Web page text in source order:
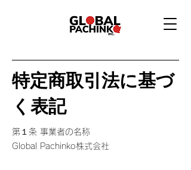
特定商取引法に基づ
く表記
第１条 事業者の名称
Global Pachinko株式会社